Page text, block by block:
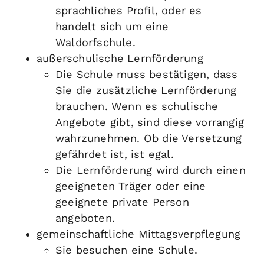
sprachliches Profil, oder es
handelt sich um eine
Waldorfschule.
außerschulische Lernförderung
Die Schule muss bestätigen, dass
Sie die zusätzliche Lernförderung
brauchen. Wenn es schulische
Angebote gibt, sind diese vorrangig
wahrzunehmen. Ob die Versetzung
gefährdet ist, ist egal.
Die Lernförderung wird durch einen
geeigneten Träger oder eine
geeignete private Person
angeboten.
gemeinschaftliche Mittagsverpflegung
Sie besuchen eine Schule.